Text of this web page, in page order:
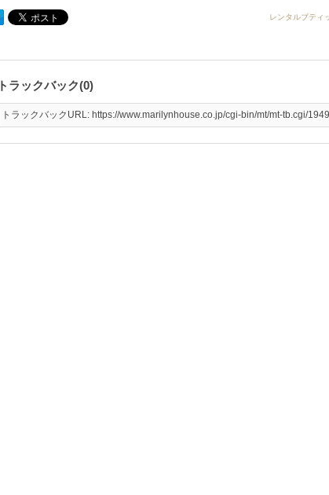
レンタルブティ
トラックバック(0)
トラックバックURL: https://www.marilynhouse.co.jp/cgi-bin/mt/mt-tb.cgi/1949